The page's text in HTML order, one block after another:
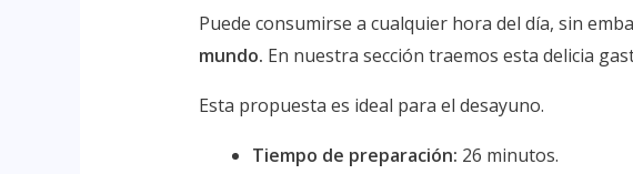
Puede consumirse a cualquier hora del día, sin
mundo. En nuestra sección traemos esta delicia
Esta propuesta es ideal para el desayuno.
Tiempo de preparación: 26 minutos.